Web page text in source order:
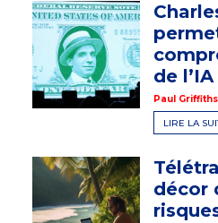
de l’IA
Paul Griffiths
LIRE LA
décor